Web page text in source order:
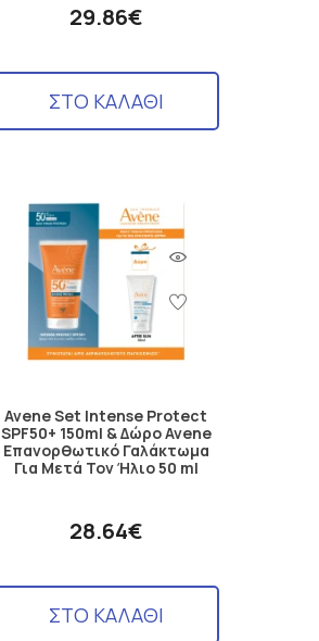
29.86€
ΣΤΟ ΚΑΛΑΘΙ
Avene Set Intense Protect
SPF50+ 150ml & Δώρο Avene
Επανορθωτικό Γαλάκτωμα
Για Μετά Τον Ήλιο 50 ml
28.64€
ΣΤΟ ΚΑΛΑΘΙ